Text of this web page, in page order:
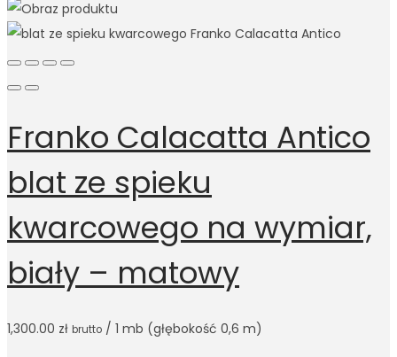
Franko Calacatta Antico
blat ze spieku
kwarcowego na wymiar,
biały – matowy
1,300.00 zł brutto / 1 mb (głębokość 0,6 m)